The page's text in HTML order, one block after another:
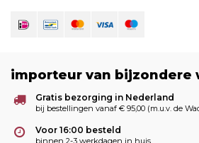
importeur van bijzondere
Gratis bezorging in Nederland
bij bestellingen vanaf € 95,00 (m.u.v. de
Voor 16:00 besteld
binnen 2-3 werkdagen in huis